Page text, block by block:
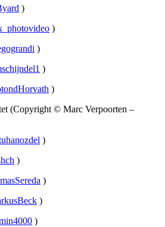
)
)
)
)
)
(Copyright © Marc Verpoorten –
)
)
)
)
)